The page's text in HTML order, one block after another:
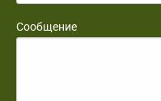
Сообщение